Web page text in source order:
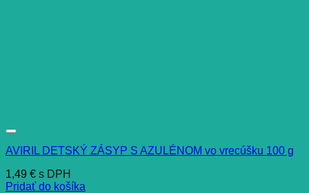
AVIRIL DETSKÝ ZÁSYP S AZULÉNOM vo vrecúšku 100 g
1,49 € s DPH
Pridať do košíka